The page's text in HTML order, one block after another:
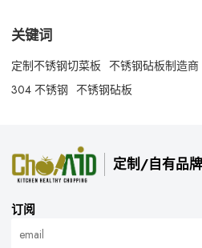
关键词
定制不锈钢切菜板 不锈钢砧板制造商
304 不锈钢 不锈钢砧板
定制/自有品
订阅